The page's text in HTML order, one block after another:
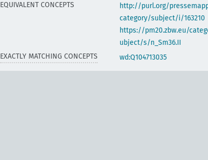
EQUIVALENT CONCEPTS
http://purl.org/
category/subject/i/163210
https://pm20.zbw.eu/
ubject/s/n_Sm36.II
EXACTLY MATCHING CONCEPTS wd:Q104713035